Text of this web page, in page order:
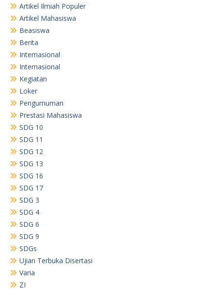
Artikel Ilmiah Populer
Artikel Mahasiswa
Beasiswa
Berita
Internasional
Internasional
Kegiatan
Loker
Pengumuman
Prestasi Mahasiswa
SDG 10
SDG 11
SDG 12
SDG 13
SDG 16
SDG 17
SDG 3
SDG 4
SDG 6
SDG 9
SDGs
Ujian Terbuka Disertasi
Varia
ZI